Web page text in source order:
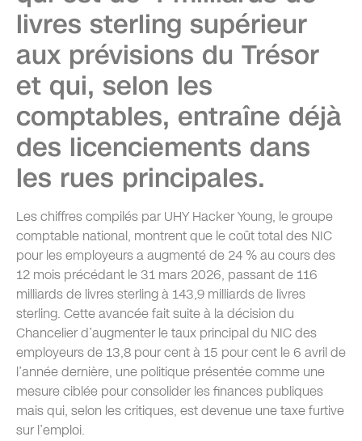
livres sterling supérieur
aux prévisions du Trésor
et qui, selon les
comptables, entraîne déjà
des licenciements dans
les rues principales.
Les chiffres compilés par UHY Hacker Young, le groupe
comptable national, montrent que le coût total des NIC
pour les employeurs a augmenté de 24 % au cours des
12 mois précédant le 31 mars 2026, passant de 116
milliards de livres sterling à 143,9 milliards de livres
sterling. Cette avancée fait suite à la décision du
Chancelier d’augmenter le taux principal du NIC des
employeurs de 13,8 pour cent à 15 pour cent le 6 avril de
l’année dernière, une politique présentée comme une
mesure ciblée pour consolider les finances publiques
mais qui, selon les critiques, est devenue une taxe furtive
sur l’emploi.